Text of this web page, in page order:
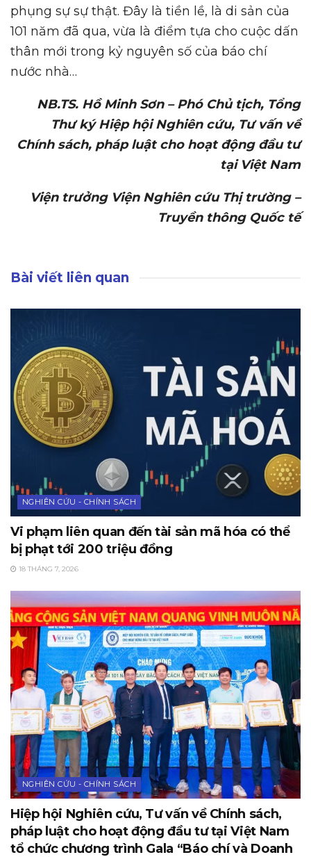
phụng sự sự thật. Đây là tiền lề, là di sản của
101 năm đã qua, vừa là điểm tựa cho cuộc dấn
thân mới trong kỷ nguyên số của báo chí
nước nhà…
NB.TS. Hồ Minh Sơn – Phó Chủ tịch, Tổng
Thư ký Hiệp hội Nghiên cứu, Tư vấn về
Chính sách, pháp luật cho hoạt động đầu tư
tại Việt Nam
Viện trưởng Viện Nghiên cứu Thị trường –
Truyền thông Quốc tế
Bài viết liên quan
NGHIÊN CỨU - CHÍNH SÁCH
Vi phạm liên quan đến tài sản mã hóa có thể
bị phạt tới 200 triệu đồng
18 THÁNG 7, 2026
NGHIÊN CỨU - CHÍNH SÁCH
Hiệp hội Nghiên cứu, Tư vấn về Chính sách,
pháp luật cho hoạt động đầu tư tại Việt Nam
tổ chức chương trình Gala “Báo chí và Doanh